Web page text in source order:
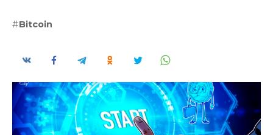
Bitcoin